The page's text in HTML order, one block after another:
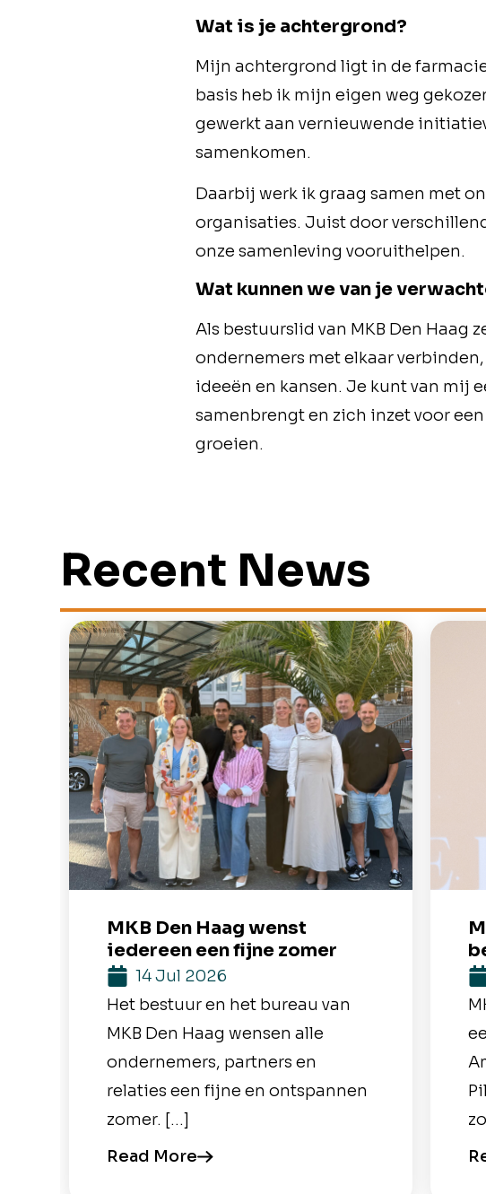
Wat is je achtergrond?
Mijn achtergrond ligt in de
basis heb ik mijn eigen weg
gewerkt aan vernieuwende
samenkomen.
Daarbij werk ik graag samen met
organisaties. Juist door
onze samenleving vooruithelpen.
Wat kunnen we van je
Als bestuurslid van MKB Den Haag
ondernemers met elkaar
ideeën en kansen. Je kunt van mij
samenbrengt en zich inzet voor
groeien.
Recent News
MKB Den Haag wenst
iedereen een fijne zomer
14 Jul 2026
Het bestuur en het bureau van
MKB Den Haag wensen alle
ondernemers, partners en
relaties een fijne en ontspannen
zomer. […]
Read More